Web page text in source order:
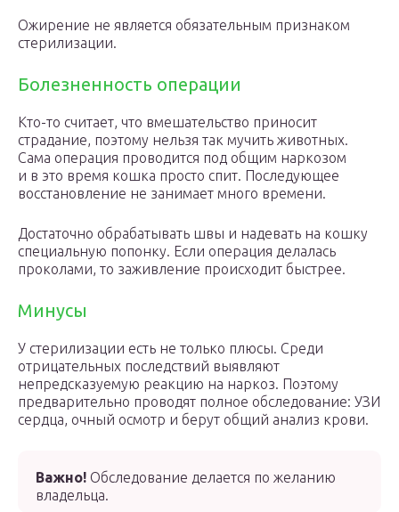
Ожирение не является обязательным признаком
стерилизации.
Болезненность операции
Кто-то считает, что вмешательство приносит
страдание, поэтому нельзя так мучить животных.
Сама операция проводится под общим наркозом
и в это время кошка просто спит. Последующее
восстановление не занимает много времени.
Достаточно обрабатывать швы и надевать на кошку
специальную попонку. Если операция делалась
проколами, то заживление происходит быстрее.
Минусы
У стерилизации есть не только плюсы. Среди
отрицательных последствий выявляют
непредсказуемую реакцию на наркоз. Поэтому
предварительно проводят полное обследование: УЗИ
сердца, очный осмотр и берут общий анализ крови.
Важно! Обследование делается по желанию
владельца.